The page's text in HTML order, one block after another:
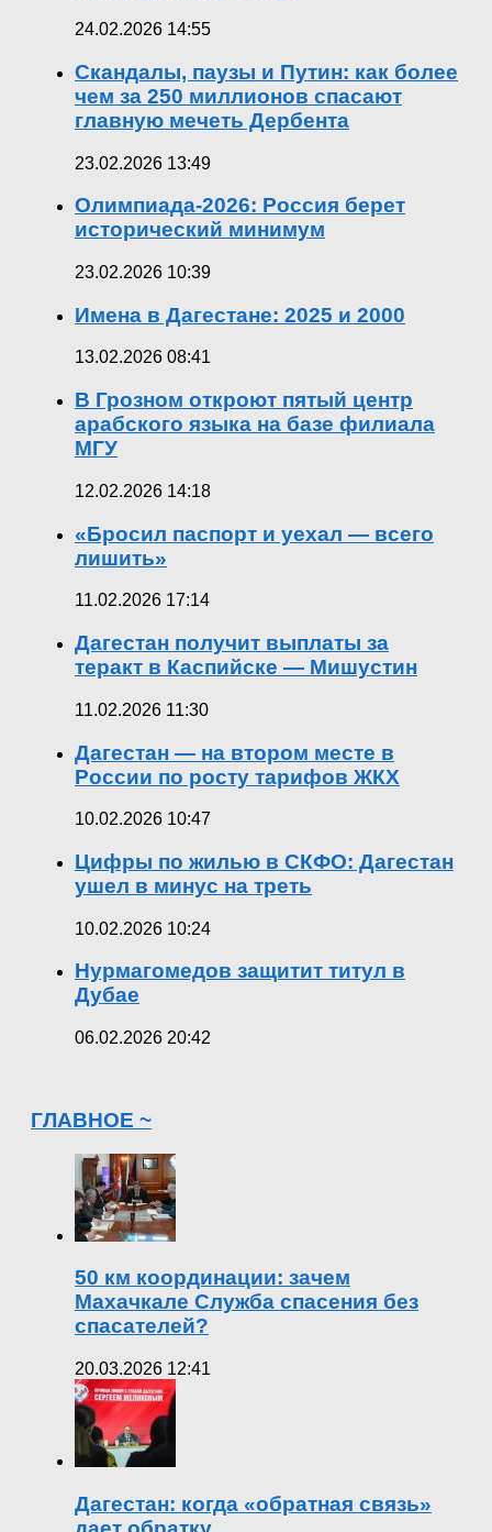
24.02.2026 14:55
Скандалы, паузы и Путин: как более
чем за 250 миллионов спасают
главную мечеть Дербента
23.02.2026 13:49
Олимпиада-2026: Россия берет
исторический минимум
23.02.2026 10:39
Имена в Дагестане: 2025 и 2000
13.02.2026 08:41
В Грозном откроют пятый центр
арабского языка на базе филиала
МГУ
12.02.2026 14:18
«Бросил паспорт и уехал — всего
лишить»
11.02.2026 17:14
Дагестан получит выплаты за
теракт в Каспийске — Мишустин
11.02.2026 11:30
Дагестан — на втором месте в
России по росту тарифов ЖКХ
10.02.2026 10:47
Цифры по жилью в СКФО: Дагестан
ушел в минус на треть
10.02.2026 10:24
Нурмагомедов защитит титул в
Дубае
06.02.2026 20:42
ГЛАВНОЕ ~
50 км координации: зачем
Махачкале Служба спасения без
спасателей?
20.03.2026 12:41
Дагестан: когда «обратная связь»